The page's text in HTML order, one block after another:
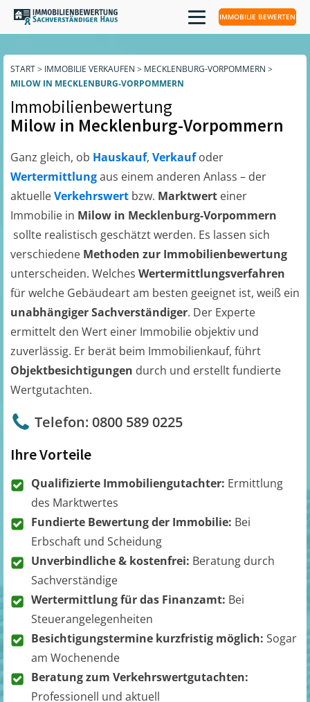
IMMOBILIE BEWERTEN
START> IMMOBILIE VERKAUFEN > MECKLENBURG-VORPOMMERN >
MILOW IN MECKLENBURG-VORPOMMERN
Immobilienbewertung
Milow in Mecklenburg-Vorpommern
Ganz gleich, ob Hauskauf, Verkaufoder
Wertermittlungaus einem anderen Anlass – der
aktuelleVerkehrswert bzw. Marktwert einer
Immobilie in Milow in Mecklenburg-Vorpommern
sollte realistisch geschätzt werden. Es lassen sich
verschiedene Methoden zur Immobilienbewertung
unterscheiden. Welches Wertermittlungsverfahren
für welche Gebäudeart am besten geeignet ist, weiß ein
unabhängiger Sachverständiger. Der Experte
ermittelt den Wert einer Immobilie objektiv und
zuverlässig. Er berät beim Immobilienkauf, führt
Objektbesichtigungen durch und erstellt fundierte
Wertgutachten.
Telefon: 0800 589 0225
Ihre Vorteile
Qualifizierte Immobiliengutachter: Ermittlung
des Marktwertes
Fundierte Bewertung der Immobilie: Bei
Erbschaft und Scheidung
Unverbindliche & kostenfrei: Beratung durch
Sachverständige
Wertermittlung für das Finanzamt: Bei
Steuerangelegenheiten
Besichtigungstermine kurzfristig möglich: Sogar
am Wochenende
Beratung zum Verkehrswertgutachten:
Professionell und aktuell